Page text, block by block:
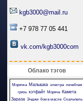
kgb3000@mail.ru
+7 978 77 05 441
vk.com/kgb3000com
Облако тэгов
Морячка Малышка электра лечебная
грязь кэтфайт Моряча
Камета
Зараза Энджи бои в масле Скальпель